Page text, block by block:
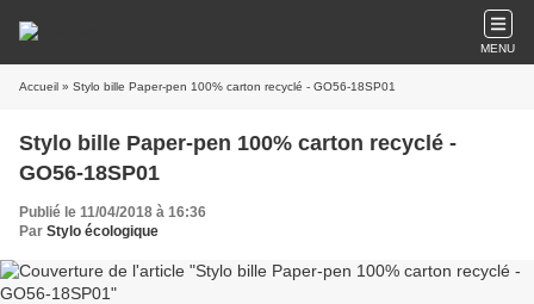
MENU
Accueil » Stylo bille Paper-pen 100% carton recyclé - GO56-18SP01
Stylo bille Paper-pen 100% carton recyclé -
GO56-18SP01
Publié le 11/04/2018 à 16:36
Par Stylo écologique